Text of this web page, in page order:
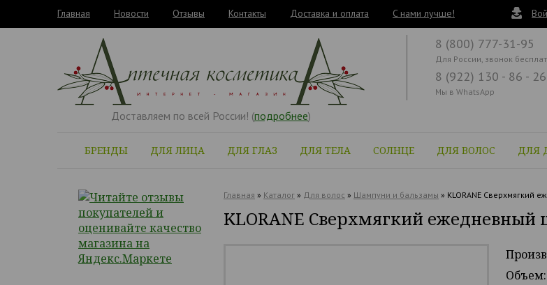
Главная Новости Отзывы Контакты Доставка и оплата C нами лучше!
Доставляем по всей России! (подробнее)
БРЕНДЫ ДЛЯ ЛИЦА ДЛЯ ГЛАЗ ДЛЯ ТЕЛА СОЛНЦЕ ДЛЯ ВОЛОС ДЛЯ
8 (800) 777-31-95
Для России, звонок
8 (922) 130 - 86 - 26
Мы в WhatsApp
Главная » Каталог » Для волос » Шампуни и бальзамы » KLORANE Сверхмягкий
KLORANE Сверхмягкий ежедневный